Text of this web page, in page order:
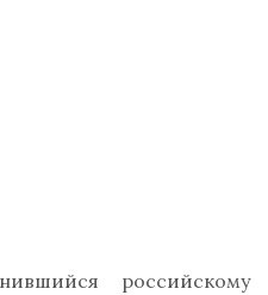
российскому